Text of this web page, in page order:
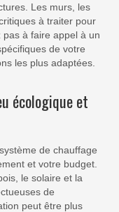
Les murs, les
à traiter pour
pas à faire appel à un
de votre
les plus adaptées.
écologique et
de chauffage
et votre budget.
le solaire et la
de
peut être plus